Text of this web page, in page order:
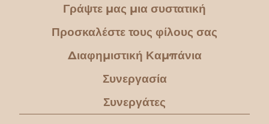
Γράψτε μας μια συστατική
Προσκαλέστε τους φίλους σας
Διαφημιστική Καμπάνια
Συνεργασία
Συνεργάτες